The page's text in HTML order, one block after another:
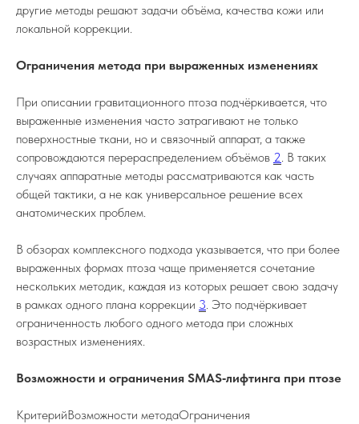
другие методы решают задачи объёма, качества кожи или
локальной коррекции.
Ограничения метода при выраженных изменениях
При описании гравитационного птоза подчёркивается, что
выраженные изменения часто затрагивают не только
поверхностные ткани, но и связочный аппарат, а также
сопровождаются перераспределением объёмов 2. В таких
случаях аппаратные методы рассматриваются как часть
общей тактики, а не как универсальное решение всех
анатомических проблем.
В обзорах комплексного подхода указывается, что при более
выраженных формах птоза чаще применяется сочетание
нескольких методик, каждая из которых решает свою задачу
в рамках одного плана коррекции 3. Это подчёркивает
ограниченность любого одного метода при сложных
возрастных изменениях.
Возможности и ограничения SMAS‑лифтинга при птозе
КритерийВозможности методаОграничения